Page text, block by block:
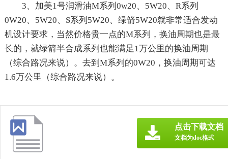
3、加美1号润滑油M系列0w20、5W20、R系列
0W20、5W20、S系列5W20、绿箭5W20就非常适合发动
机设计要求，当然价格贵一点的M系列，换油周期也是最
长的，就绿箭半合成系列也能满足1万公里的换油周期
（综合路况来说）。去到M系列的0W20，换油周期可达
1.6万公里（综合路况来说）。
点击下载文档
文档为doc格式